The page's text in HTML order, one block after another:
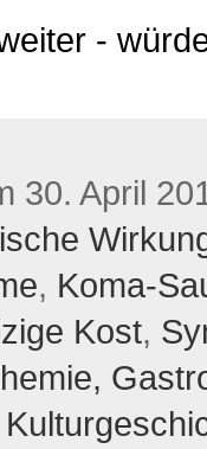
-
30. April
, Koma-
Kost,